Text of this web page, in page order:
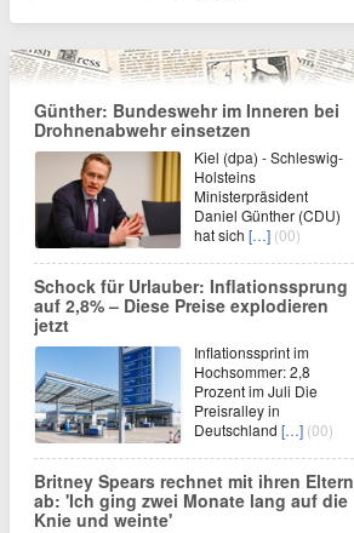
Günther: Bundeswehr im Inneren bei
Drohnenabwehr einsetzen
Kiel (dpa) - Schleswig-
Holsteins
Ministerpräsident
Daniel Günther (CDU)
hat sich […] (00)
Schock für Urlauber: Inflationssprung
auf 2,8% – Diese Preise explodieren
jetzt
Inflationssprint im
Hochsommer: 2,8
Prozent im Juli Die
Preisralley in
Deutschland […] (00)
Britney Spears rechnet mit ihren Eltern
ab: 'Ich ging zwei Monate lang auf die
Knie und weinte'